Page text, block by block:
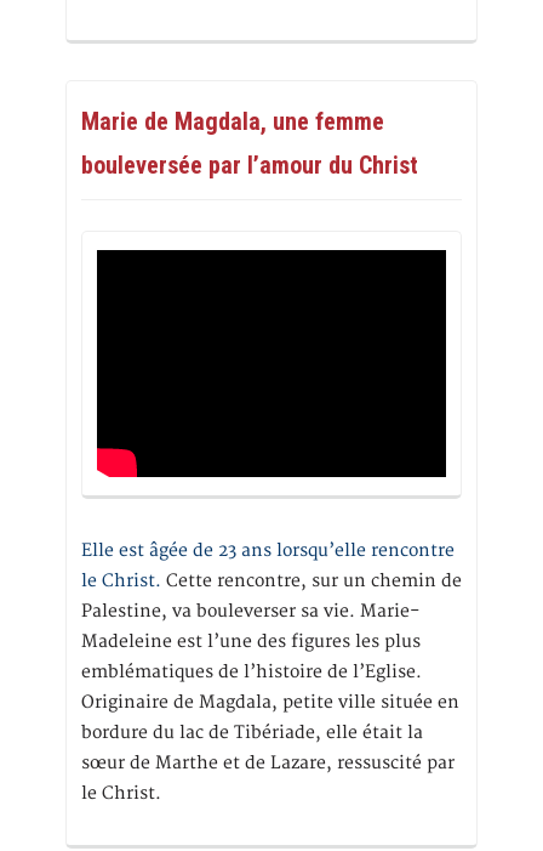
Marie de Magdala, une femme
bouleversée par l’amour du Christ
Elle est âgée de 23 ans lorsqu’elle rencontre
le Christ. Cette rencontre, sur un chemin de
Palestine, va bouleverser sa vie. Marie-
Madeleine est l’une des figures les plus
emblématiques de l’histoire de l’Eglise.
Originaire de Magdala, petite ville située en
bordure du lac de Tibériade, elle était la
sœur de Marthe et de Lazare, ressuscité par
le Christ.